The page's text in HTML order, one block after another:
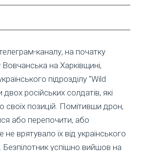
каналу, на початку
на Харківщині,
підрозділу "Wild
російських солдатів, які
своїх позицій. Помітивши дрон,
або перепочити, або
врятувало їх від українського
Безпілотник успішно вийшов на